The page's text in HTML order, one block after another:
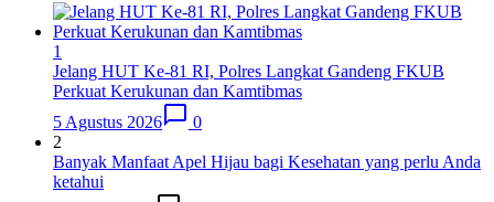
1
Jelang HUT Ke-81 RI, Polres Langkat Gandeng FKUB
Perkuat Kerukunan dan Kamtibmas
5 Agustus 2026
0
2
Banyak Manfaat Apel Hijau bagi Kesehatan yang perlu Anda
ketahui